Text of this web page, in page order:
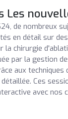
Les
de nombreux
en détail sur
la chirurgie
par la gestion
aux
Ces
avec nos